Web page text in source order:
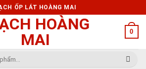
ỐP LÁT HOÀNG MAI
0